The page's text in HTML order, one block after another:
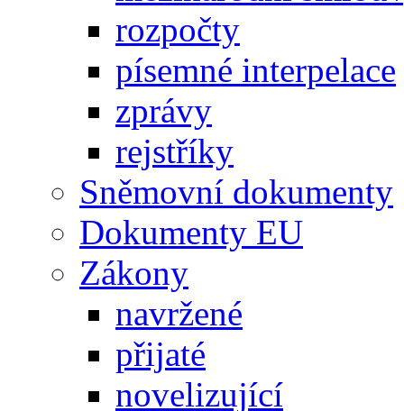
rozpočty
písemné interpelace
zprávy
rejstříky
Sněmovní dokumenty
Dokumenty EU
Zákony
navržené
přijaté
novelizující